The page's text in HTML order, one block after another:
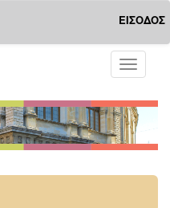
ΕΙΣΟΔΟΣ
Toggle